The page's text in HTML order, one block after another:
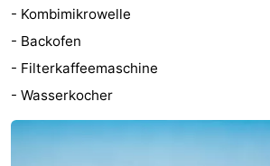
Sehen
tun
Museen
-
Denkmäler
-
- Kombimikrowelle
- Backofen
- Filterkaffeemaschine
- Wasserkocher